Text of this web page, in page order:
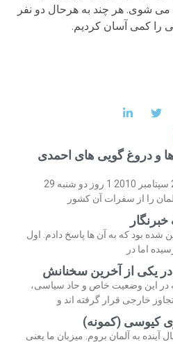
می شوی. هر چند به هرحال دو نفر
را کمی آسان کردیم.
و دروغ گویی های احمدی
چهارشنبه 31 شهریور 89 / 22 سپتامبر 2010 1 روز دو شنبه 29
را از سفرات آن کشور
بود که به آن ها پاسخ دادم. اول
اما در
یکی از آخرین سخنانش
که در این وضعیت خاص و حاد سیاسی،
خارجی قرار گرفته اند و
کیوسی (کمونه)
آینده به آلمان بروم. میزبان ما یعنی